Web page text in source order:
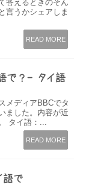
答えるときのそん
言うかシェアしま
READ MORE
で？- タイ語
メディアBBCでタ
ました。内容が近
タイ語：...
READ MORE
語で